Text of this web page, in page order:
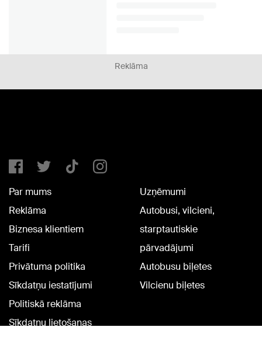
Reklāma
Par mums
Reklāma
Biznesa klientiem
Tarifi
Privātuma politika
Sīkdatņu iestatījumi
Politiskā reklāma
Sīkdatņu lietošanas
Uzņēmumi
Autobusi, vilcieni,
starptautiskie
pārvadājumi
Autobusu biļetes
Vilcienu biļetes